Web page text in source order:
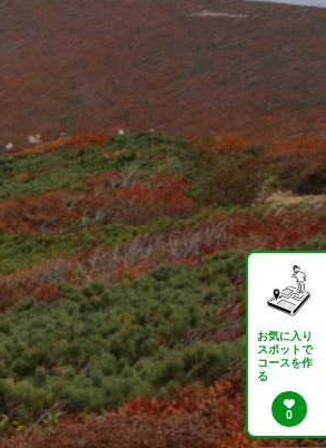
お気に入り
スポットで
コースを作
る
0